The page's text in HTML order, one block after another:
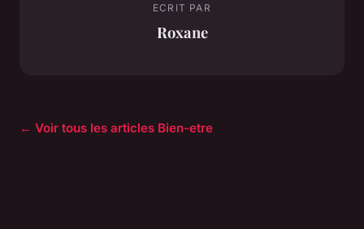
ECRIT PAR
Roxane
← Voir tous les articles Bien-etre